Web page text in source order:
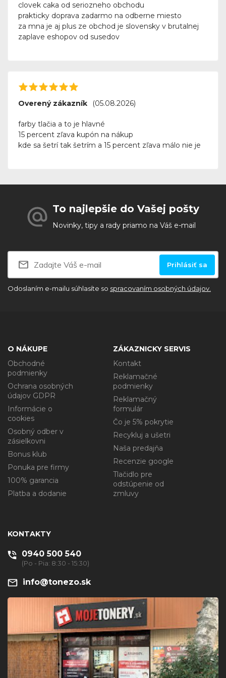
clovek caka od seriozneho obchodu
prakticky doprava zadarmo na odberne miesto
za mna je aj plus ze obchod je slovensky v brutalnej
zaplave eshopov od susedov
Overený zákazník (05.08.2026)
farby tlačia a to je hlavné
15 percent zľava kupón na nákup
kde sa šetrí tak šetrím a 15 percent zľava málo nie je
To najlepšie do Vašej pošty
Novinky, tipy a rady priamo na Váš e-mail
Prihlásiť sa
Odoslaním e-mailu súhlasíte so spracovaním osobných údajov.
O NÁKUPE
Obchodné
podmienky
Ochrana osobných
údajov GDPR
Informácie o
cookies
Osobný odber v
zásielkovni
Bonus klub
Ponuka pre firmy
100% garancia
Platba a dodanie
ZÁKAZNICKY SERVIS
Kontakt
Reklamačné
podmienky
Reklamačný
formulár
Čo je 5% pokrytie
Recykluj a ušetri
Naša predajňa
Recenzie google
Tlačidlo pre
odstúpenie od
zmluvy
KONTAKTY
0940 500 540
(Po - Pia: 8:30 - 15:30)
info@tonezo.sk